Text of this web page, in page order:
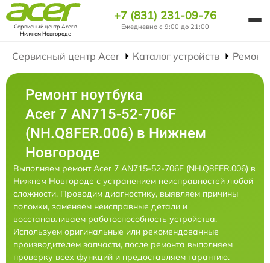
Сервисный центр Acerв
Нижнем Новгороде
+7 (831) 231-09-76
Ежедневно с 9:00 до 21:00
Сервисный центр Acer Каталог устройств Ремонт
Ремонт ноутбука
Acer 7 AN715-52-706F
(NH.Q8FER.006) в Нижнем
Новгороде
Выполняем ремонт Acer 7 AN715-52-706F (NH.Q8FER.006) в
Нижнем Новгороде с устранением неисправностей любой
сложности. Проводим диагностику, выявляем причины
поломки, заменяем неисправные детали и
восстанавливаем работоспособность устройства.
Используем оригинальные или рекомендованные
производителем запчасти, после ремонта выполняем
проверку всех функций и предоставляем гарантию.